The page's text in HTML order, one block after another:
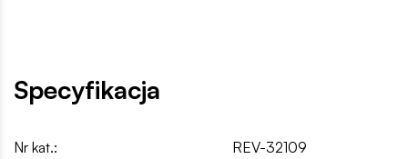
Specyfikacja
Nr kat.:
REV-32109